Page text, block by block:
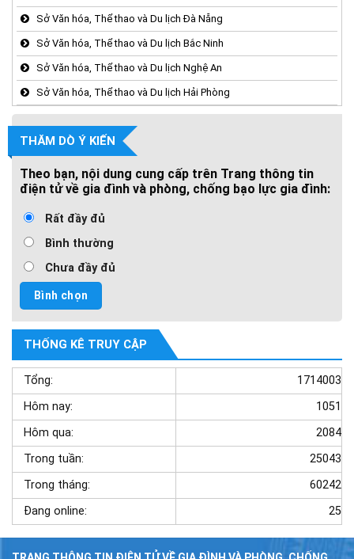
Sở Văn hóa, Thể thao và Du lịch Đà Nẵng
Sở Văn hóa, Thể thao và Du lịch Bắc Ninh
Sở Văn hóa, Thể thao và Du lịch Nghệ An
Sở Văn hóa, Thể thao và Du lịch Hải Phòng
THĂM DÒ Ý KIẾN
Theo bạn, nội dung cung cấp trên Trang thông tin
điện tử về gia đình và phòng, chống bạo lực gia đình:
Rất đầy đủ
Bình thường
Chưa đầy đủ
THỐNG KÊ TRUY CẬP
Tổng:
1714003
Hôm nay:
1051
Hôm qua:
2084
Trong tuần:
25043
Trong tháng:
60242
Đang online:
25